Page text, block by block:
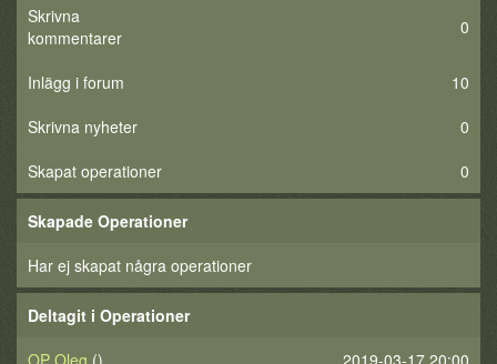
Skrivna
kommentarer
0
Inlägg i forum
10
Skrivna nyheter
0
Skapat operationer
0
Skapade Operationer
Har ej skapat några operationer
Deltagit i Operationer
2019-03-17 20:00
OP Oleg ()